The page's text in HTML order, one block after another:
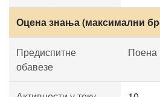
Оцена знања (максимални
Предиспитне
обавезе
Поена